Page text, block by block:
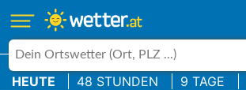
HEUTE 48 STUNDEN 9 TAGE